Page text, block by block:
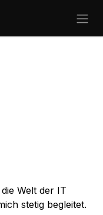
Welt der IT
stetig begleitet.